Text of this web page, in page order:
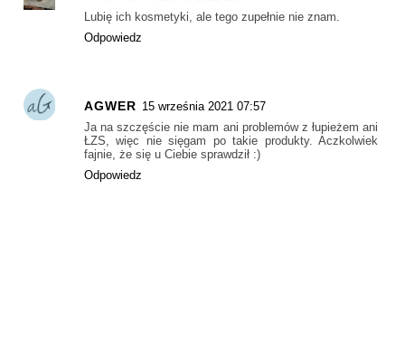
Lubię ich kosmetyki, ale tego zupełnie nie znam.
Odpowiedz
AGWER 15 września 2021 07:57
Ja na szczęście nie mam ani problemów z łupieżem ani
ŁZS, więc nie sięgam po takie produkty. Aczkolwiek
fajnie, że się u Ciebie sprawdził :)
Odpowiedz